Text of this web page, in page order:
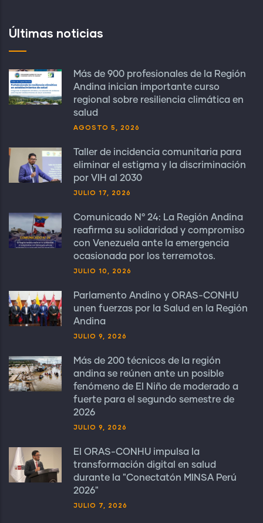
Últimas noticias
Más de 900 profesionales de la Región
Andina inician importante curso
regional sobre resiliencia climática en
salud
AGOSTO 5, 2026
Taller de incidencia comunitaria para
eliminar el estigma y la discriminación
por VIH al 2030
JULIO 17, 2026
Comunicado N° 24: La Región Andina
reafirma su solidaridad y compromiso
con Venezuela ante la emergencia
ocasionada por los terremotos.
JULIO 10, 2026
Parlamento Andino y ORAS-CONHU
unen fuerzas por la Salud en la Región
Andina
JULIO 9, 2026
Más de 200 técnicos de la región
andina se reúnen ante un posible
fenómeno de El Niño de moderado a
fuerte para el segundo semestre de
2026
JULIO 9, 2026
El ORAS-CONHU impulsa la
transformación digital en salud
durante la "Conectatón MINSA Perú
2026"
JULIO 7, 2026